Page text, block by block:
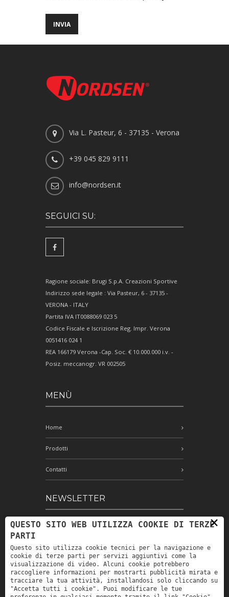
Via L. Pasteur, 6 - 37135 - Verona
+39 045 829 9111
info@nordsen.it
SEGUICI SU:
Ragione sociale: Brugi S.p.A. Creazioni Sportive
Indirizzo sede legale : Via Pasteur, 6 - 37135 -
VERONA - ITALY
Partita IVA IT0088069 023 5
Codice Fiscale e Iscrizione Reg. Impr. Verona
0051416 024 1
REA 166179 Verona -Cap. Soc. € 10.000.000 i.v. -
Posiz. meccanogr. VR 002505
MENÙ
Home
Prodotti
Contatti
NEWSLETTER
Iscriviti alla nostra newsletter e rimani
Ho letto e accetto le condizioni
indicate nell'informativa sulla privacy *
×
QUESTO SITO WEB UTILIZZA COOKIE DI TERZE
PARTI
Questo sito utilizza cookie tecnici per la navigazione e
cookie di terze parti per servizi aggiuntivi come la
visualizzazione di video. Alcuni cookie potrebbero
raccogliere informazioni per mostrarti pubblicità mirata e
tracciare la tua attività, installandosi solo cliccando su
"Accetta tutti i cookie". Puoi modificare le tue